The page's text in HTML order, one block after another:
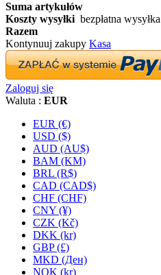
Suma artykułów
Koszty wysyłki bezpłatna wysyłka
Razem
Kontynuuj zakupy Kasa
Zaloguj się
Waluta : EUR
EUR (€)
USD ($)
AUD (AU$)
BAM (KM)
BRL (R$)
CAD (CAD$)
CHF (CHF)
CNY (¥)
CZK (Kč)
DKK (kr)
GBP (£)
MKD (Ден)
NOK (kr)